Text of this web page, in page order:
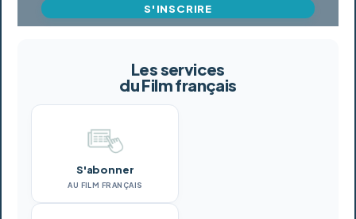
S'INSCRIRE
Les services
du Film français
S'abonner
AU FILM FRANÇAIS